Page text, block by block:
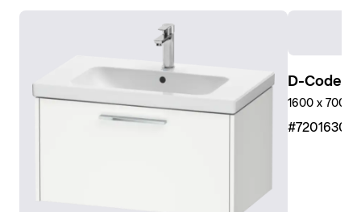
D-Code
1600 x 700